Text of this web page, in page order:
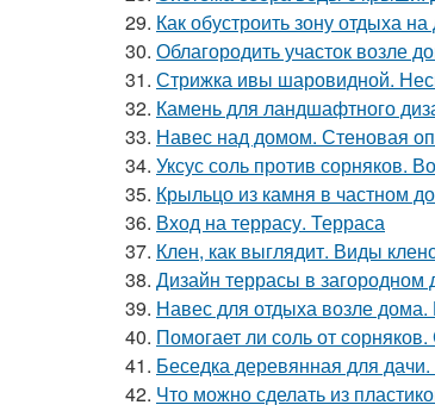
29. Как обустроить зону отдыха
30. Облагородить участок возле
31. Стрижка ивы шаровидной.
32. Камень для ландшафтного
33. Навес над домом. Стеновая
34. Уксус соль против сорняков.
35. Крыльцо из камня в частном
36. Вход на террасу. Терраса
37. Клен, как выглядит. Виды
38. Дизайн террасы в
39. Навес для отдыха возле
40. Помогает ли соль от
41. Беседка деревянная для
42. Что можно сделать из